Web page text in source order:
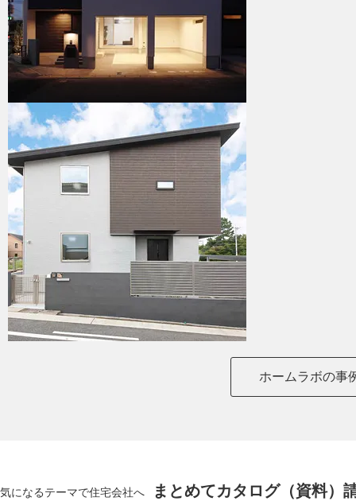
ホームラボの事
気になるテーマで住宅会社へ まとめてカタログ（資料）